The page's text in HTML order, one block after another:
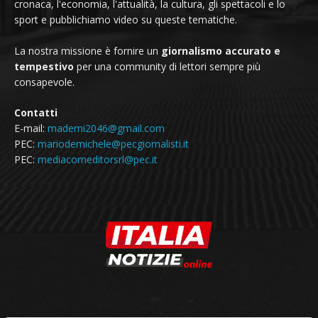
cronaca, l'economia, l'attualità, la cultura, gli spettacoli e lo
sport e pubblichiamo video su queste tematiche.
La nostra missione è fornire un giornalismo accurato e
tempestivo per una community di lettori sempre più
consapevole.
Contatti
E-mail: mademi2046@gmail.com
PEC: mariodemichele@pecgiornalisti.it
PEC: mediacomeditorsrl@pec.it